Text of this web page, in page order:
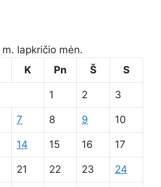
lapkričio mėn.
K Pn Š S
1 2 3
7 8 9 10
14 15 16 17
21 22 23 24